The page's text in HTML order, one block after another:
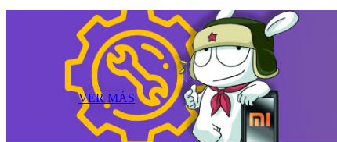
VER MÁS